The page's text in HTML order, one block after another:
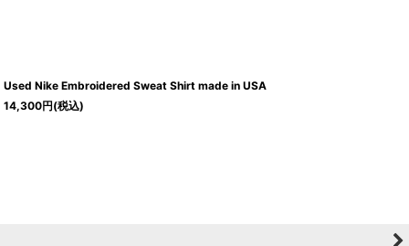
Used Nike Embroidered Sweat Shirt made in USA
14,300円(税込)